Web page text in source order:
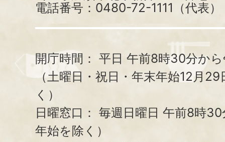
電話番号：0480-72-1111（代表）
開庁時間： 平日 午前8時30分か
（土曜日・祝日・年末年始12月
く）
日曜窓口： 毎週日曜日 午前8時
年始を除く）